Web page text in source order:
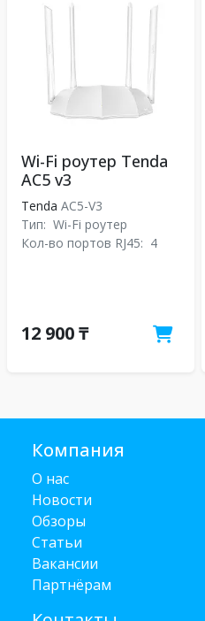
Wi-Fi роутер Tenda
AC5 v3
Tenda AC5-V3
Тип: Wi-Fi роутер
Кол-во портов RJ45: 4
12 900 ₸
Компания
О нас
Новости
Обзоры
Статьи
Вакансии
Партнёрам